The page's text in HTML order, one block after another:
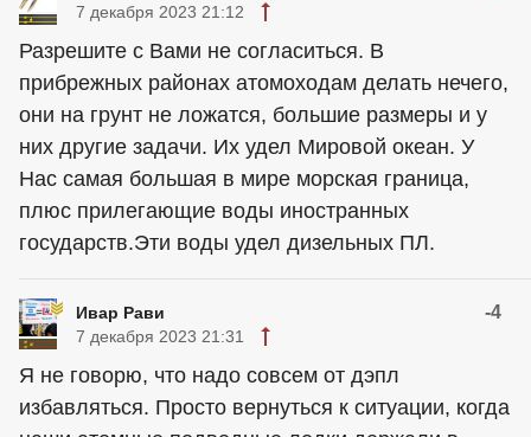
7 декабря 2023 21:12
Разрешите с Вами не согласиться. В
прибрежных районах атомоходам делать нечего,
они на грунт не ложатся, большие размеры и у
них другие задачи. Их удел Мировой океан. У
Нас самая большая в мире морская граница,
плюс прилегающие воды иностранных
государств.Эти воды удел дизельных ПЛ.
Ивар Рави -4
7 декабря 2023 21:31
Я не говорю, что надо совсем от дэпл
избавляться. Просто вернуться к ситуации, когда